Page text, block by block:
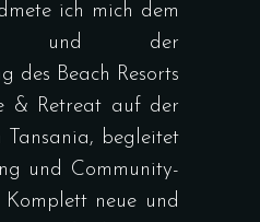
ich mich dem
und der
des Beach Resorts
& Retreat auf der
Tansania, begleitet
und Community-
Komplett neue und